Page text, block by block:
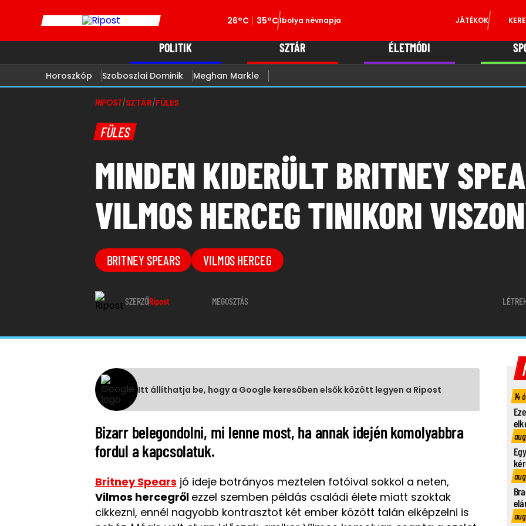
26°C 35°CIbolya névnapja JÁTÉKOK
POLITIK SZTÁR ÉLETMÓDI
Horoszkóp Szoboszlai Dominik Meghan Markle
RIPOST/SZTÁR/FÜLES
FÜLES
MINDEN KIDERÜLT BRITNEY
VILMOS HERCEG TINIKORI
BRITNEY SPEARS VILMOS HERCEG
SZERZŐRipost MEGOSZTÁS
Itt állíthatja be, hogy a Google keresőben elsők között legyen a Ripost
Bizarr belegondolni, mi lenne most, ha annak idején komolyabbra
fordul a kapcsolatuk.
Britney Spears jó ideje botrányos meztelen fotóival sokkol a neten,
Vilmos hercegről ezzel szemben példás családi élete miatt szoktak
cikkezni, ennél nagyobb kontrasztot két ember között talán elképzelni is
14